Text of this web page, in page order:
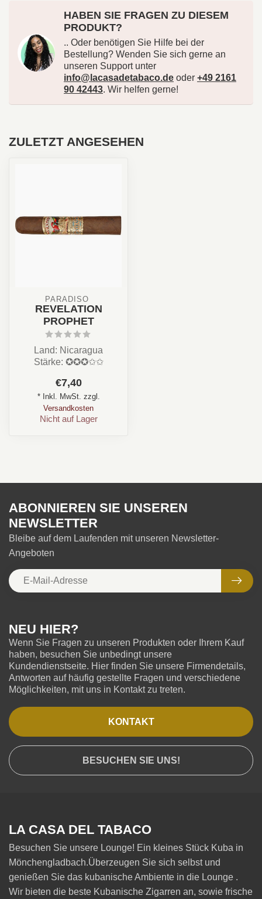
HABEN SIE FRAGEN ZU DIESEM
PRODUKT?
.. Oder benötigen Sie Hilfe bei der
Bestellung? Wenden Sie sich gerne an
unseren Support unter
info@lacasadetabaco.de oder +49 2161
90 42443. Wir helfen gerne!
ZULETZT ANGESEHEN
PARADISO
REVELATION
PROPHET
Land: Nicaragua
Stärke: ✪✪✪✩✩
Pfeffer
Format: /Longfiller
...
€7,40
* Inkl. MwSt. zzgl.
Versandkosten
Nicht auf Lager
NEU HIER?
Wenn Sie Fragen zu unseren Produkten oder Ihrem Kauf
haben, besuchen Sie unbedingt unsere
Kundendienstseite. Hier finden Sie unsere Firmendetails,
Antworten auf häufig gestellte Fragen und verschiedene
Möglichkeiten, mit uns in Kontakt zu treten.
KONTAKT
BESUCHEN SIE UNS!
ABONNIEREN SIE UNSEREN
NEWSLETTER
Bleibe auf dem Laufenden mit unseren Newsletter-
Angeboten
LA CASA DEL TABACO
Besuchen Sie unsere Lounge! Ein kleines Stück Kuba in
Mönchengladbach.Überzeugen Sie sich selbst und
genießen Sie das kubanische Ambiente in die Lounge .
Wir bieten die beste Kubanische Zigarren an, sowie frische